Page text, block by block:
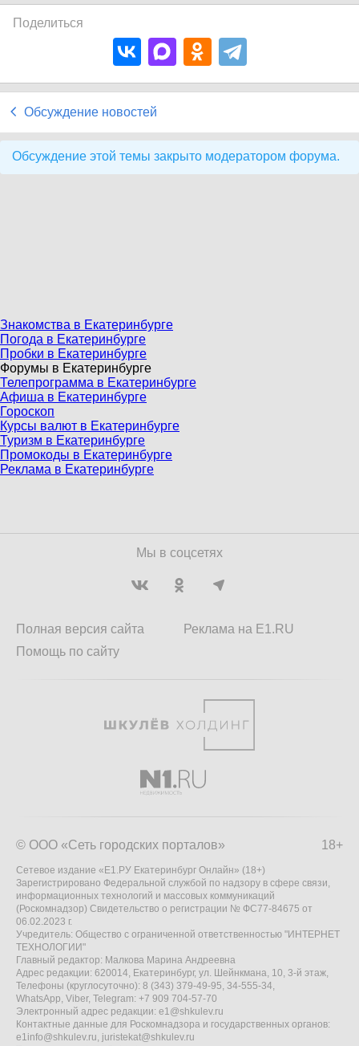
Поделиться
Обсуждение новостей
Обсуждение этой темы закрыто модератором форума.
Знакомства в Екатеринбурге
Погода в Екатеринбурге
Пробки в Екатеринбурге
Форумы в Екатеринбурге
Телепрограмма в Екатеринбурге
Афиша в Екатеринбурге
Гороскоп
Курсы валют в Екатеринбурге
Туризм в Екатеринбурге
Промокоды в Екатеринбурге
Реклама в Екатеринбурге
Мы в соцсетях
Полная версия сайта
Помощь по сайту
Реклама на E1.RU
18+
© ООО «Сеть городских порталов»
Сетевое издание «Е1.РУ Екатеринбург Онлайн» (18+)
Зарегистрировано Федеральной службой по надзору в сфере связи,
информационных технологий и массовых коммуникаций
(Роскомнадзор) Свидетельство о регистрации № ФС77-84675 от
06.02.2023 г.
Учредитель: Общество с ограниченной ответственностью "ИНТЕРНЕТ
ТЕХНОЛОГИИ"
Главный редактор: Малкова Марина Андреевна
Адрес редакции: 620014, Екатеринбург, ул. Шейнкмана, 10, 3-й этаж,
Телефоны (круглосуточно): 8 (343) 379-49-95, 34-555-34,
WhatsApp, Viber, Telegram: +7 909 704-57-70
Электронный адрес редакции: e1@shkulev.ru
Контактные данные для Роскомнадзора и государственных органов:
e1info@shkulev.ru, juristekat@shkulev.ru